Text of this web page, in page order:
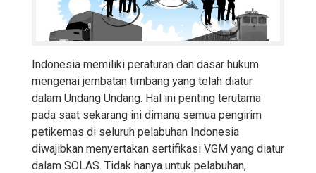
Indonesia memiliki peraturan dan dasar hukum
mengenai jembatan timbang yang telah diatur
dalam Undang Undang. Hal ini penting terutama
pada saat sekarang ini dimana semua pengirim
petikemas di seluruh pelabuhan Indonesia
diwajibkan menyertakan sertifikasi VGM yang diatur
dalam SOLAS. Tidak hanya untuk pelabuhan,